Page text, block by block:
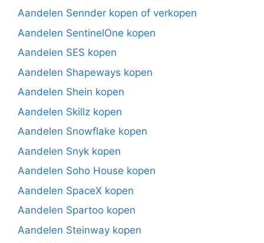
Aandelen Sennder kopen of verkopen
Aandelen SentinelOne kopen
Aandelen SES kopen
Aandelen Shapeways kopen
Aandelen Shein kopen
Aandelen Skillz kopen
Aandelen Snowflake kopen
Aandelen Snyk kopen
Aandelen Soho House kopen
Aandelen SpaceX kopen
Aandelen Spartoo kopen
Aandelen Steinway kopen